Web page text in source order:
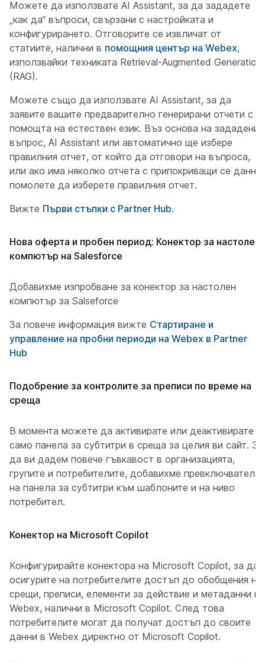
Можете да използвате AI Assistant, за да зададете
„как да“ въпроси, свързани с настройката и
конфигурирането. Отговорите се извличат от
статиите, налични в помощния център на Webex,
използвайки техниката Retrieval-Augmented Generation
(RAG).
Можете също да използвате AI Assistant, за да
заявите вашите предварително генерирани отчети с
помощта на естествен език. Въз основа на зададения
въпрос, AI Assistant или автоматично ще избере
правилния отчет, от който да отговори на въпроса,
или ако има няколко отчета с припокриващи се данни,
помолете да изберете правилния отчет.
Вижте Първи стъпки с Partner Hub.
Нова оферта и пробен период: Конектор за настолен
компютър на Salesforce
Добавихме изпробване за конектор за настолен
компютър за Salseforce
За повече информация вижте Стартиране и
управление на пробни периоди на Webex в Partner
Hub
Подобрение за контролите за преписи по време на
среща
В момента можете да активирате или деактивирате
само панела за субтитри в среща за целия ви сайт. За
да ви дадем повече гъвкавост в организацията,
групите и потребителите, добавихме превключвателя
на панела за субтитри към шаблоните и на ниво
потребител.
Конектор на Microsoft Copilot
Конфигурирайте конектора на Microsoft Copilot, за да
осигурите на потребителите достъп до обобщения на
срещи, преписи, елементи за действие и метаданни в
Webex, налични в Microsoft Copilot. След това
потребителите могат да получат достъп до своите
данни в Webex директно от Microsoft Copilot.